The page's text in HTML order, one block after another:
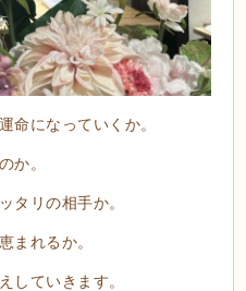
命になっていくか。
か。
タリの相手か。
まれるか。
していきます。